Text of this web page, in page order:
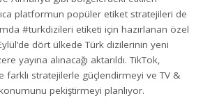
platformun popüler etiket stratejileri de
#turkdizileri etiketi için hazırlanan özel
dört ülkede Türk dizilerinin yeni
yayına alınacağı aktarıldı. TikTok,
farklı stratejilerle güçlendirmeyi ve TV &
pekiştirmeyi planlıyor.